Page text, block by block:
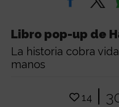
Libro pop-up de
La historia cobra
manos
14 |